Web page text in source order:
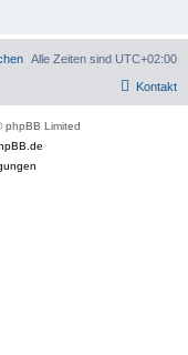
Alle Zeiten sind UTC+02:00
Kontakt
phpBB Limited